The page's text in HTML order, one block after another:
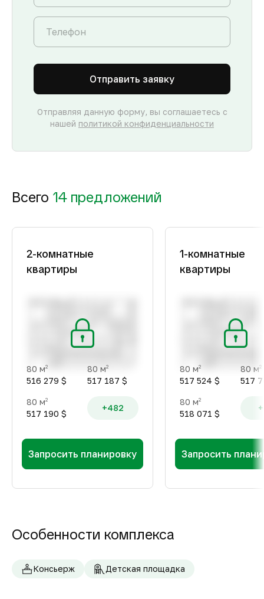
Отправить заявку
Отправляя данную форму, вы соглашаетесь с
нашей политикой конфиденциальности
Всего 14 предложений
2-комнатные
квартиры
80 м2
516 279 $
80 м2
517 187 $
80 м2
517 190 $
+482
Запросить планировку
1-комнатные
квартиры
80 м2
517 524 $
80 м2
517
80 м2
518 071 $
Запросить
Особенности комплекса
Консьерж Детская площадка